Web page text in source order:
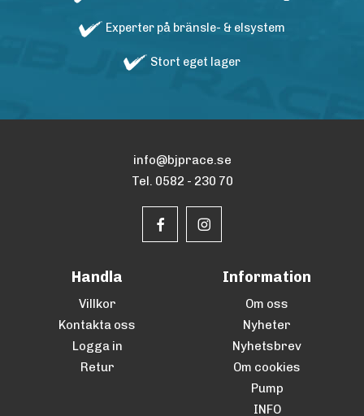
Experter på bränsle- & elsystem
Stort eget lager
info@bjprace.se
Tel. 0582 - 230 70
Handla
Villkor
Kontakta oss
Logga in
Retur
Information
Om oss
Nyheter
Nyhetsbrev
Om cookies
Pump
INFO